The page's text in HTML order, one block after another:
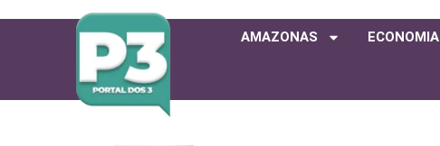
AMAZONAS ECONOMIA